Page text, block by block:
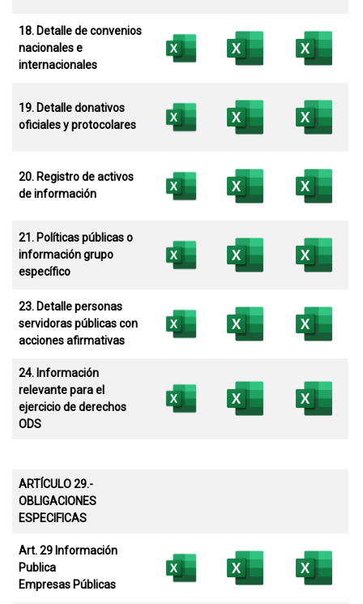
18. Detalle de convenios
nacionales e
internacionales
19. Detalle donativos
oficiales y protocolares
20. Registro de activos
de información
21. Políticas públicas o
información grupo
específico
23. Detalle personas
servidoras públicas con
acciones afirmativas
24. Información
relevante para el
ejercicio de derechos
ODS
ARTÍCULO 29.-
OBLIGACIONES
ESPECIFICAS
Art.29 Información
Publica
Empresas Públicas